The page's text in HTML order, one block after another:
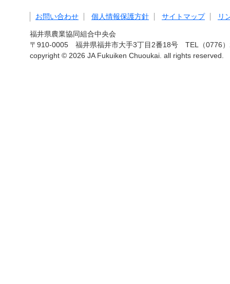
お問い合わせ 個人情報保護方針 サイトマップ リ
福井県農業協同組合中央会
〒910-0005 福井県福井市大手3丁目2番18号 TEL（0776
copyright © 2026 JA Fukuiken Chuoukai. all rights reserved.